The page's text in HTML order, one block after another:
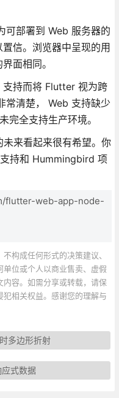
可部署到 Web 服务器的
信。浏览器中呈现的用
面相同。
持而将 Flutter 视为跨
常清楚， Web 支持缺少
完全支持生产环境。
来看起来很有希望。你
持和 Hummingbird 项
flutter-web-app-node-
构成任何形式的决策建议、
位或个人以商业售卖、虚假
容。如需分享或转载，请保
相关权益。感谢您的理解与
多边形折射
式数据